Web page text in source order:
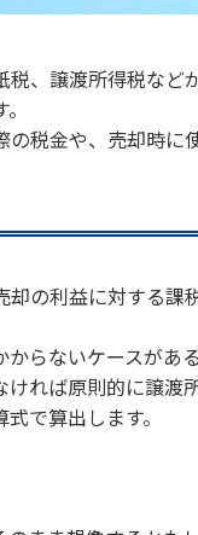
、譲渡所得税など
税金や、売却時に
の利益に対する
らないケースがある
れば原則的に譲渡
で算出します。